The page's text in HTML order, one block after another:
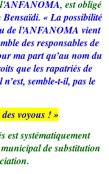
l’ANFANOMA, est obligé
. « La possibilité
de l’ANFANOMA vient
des responsables de
ma part qu’au nom du
que les rapatriés de
semble-t-il, pas le
voyous ! »
est systématiquement
de substitution